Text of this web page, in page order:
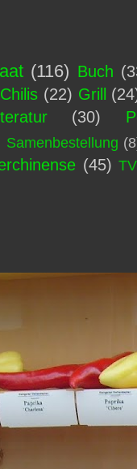
(116) Buch
(22) Grill
(30)
Samenbestellung
(45) TV